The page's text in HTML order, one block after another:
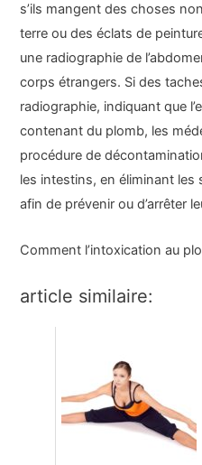
s’ils mangent des choses
terre ou des éclats de
une radiographie de
corps étrangers. Si des
radiographie, indiquant que
contenant du plomb, les
procédure de
les intestins, en éliminant
afin de prévenir ou d’arrêter
Comment l’intoxication au
article similaire: